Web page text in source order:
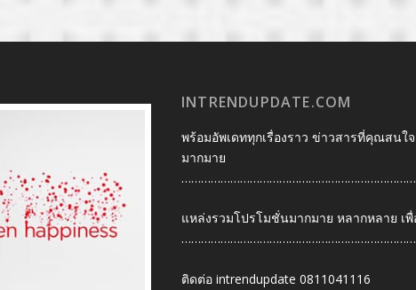
INTRENDUPDATE.COM
พร้อมอัพเดททุกเรื่องราว ข่าวสารที่คุณสนใ
มากมาย
แหล่งรวมโปรโมชั่นมากมาย หลากหลาย เ
ติดต่อ intrendupdate 0811041116